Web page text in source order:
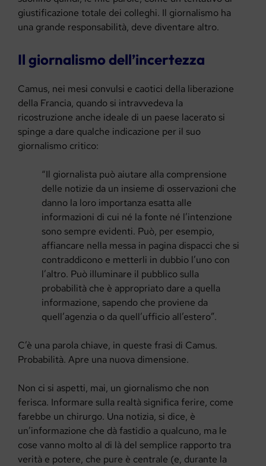
giustificazione totale dei colleghi. Il giornalismo ha
una grande responsabilità, deve diventare altro.
Il giornalismo dell’incertezza
Camus, nei mesi convulsi e caotici della liberazione
della Francia, quando si intravvedeva la
ricostruzione anche ideale di un paese lacerato si
spinge a dare qualche indicazione per il suo
giornalismo critico:
“Il giornalista può aiutare alla comprensione
delle notizie da un insieme di osservazioni che
danno la loro importanza esatta alle
informazioni di cui né la fonte né l’intenzione
sono sempre evidenti. Può, per esempio,
affiancare nella messa in pagina dispacci che si
contraddicono e metterli in dubbio l’uno con
l’altro. Può illuminare il pubblico sulla
probabilità che è appropriato dare a quella
informazione, sapendo che proviene da
quell’agenzia o da quell’ufficio all’estero”.
C’è una parola chiave, in queste frasi di Camus.
Probabilità. Apre una nuova dimensione.
Non ci si aspetti, mai, un giornalismo che non
ferisca. Informare sulla realtà significa ferire, come
farebbe un chirurgo. Una notizia, si dice, è
un’informazione che dà fastidio a qualcuno, ma le
cose vanno molto al di là del semplice rapporto tra
verità e potere, che pure è centrale (e, durante la